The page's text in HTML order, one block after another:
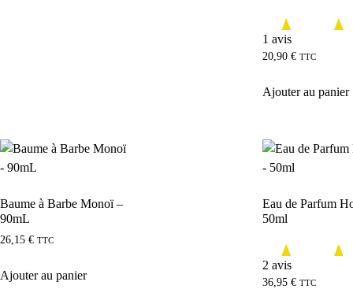
1 avis
20,90€ TTC
Ajouter au panier
Baume à Barbe Monoï –
90mL
26,15 € TTC
Ajouter au panier
Eau de Parfum
50ml
2 avis
36,95€ TTC